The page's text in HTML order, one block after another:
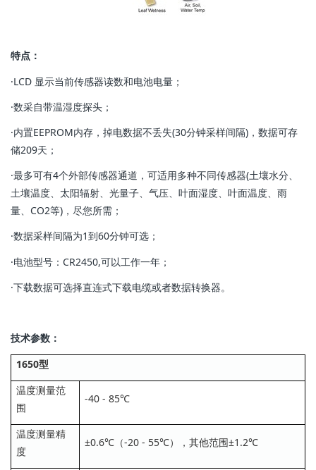
特点：
·LCD 显示当前传感器读数和电池电量；
·数采自带温湿度探头；
·内置EEPROM内存，掉电数据不丢失(30分钟采样间隔)，数据可存
储209天；
·最多可有4个外部传感器通道，可适用多种不同传感器(土壤水分、
土壤温度、太阳辐射、光量子、气压、叶面湿度、叶面温度、雨
量、CO2等)，尽您所需；
·数据采样间隔为1到60分钟可选；
·电池型号：CR2450,可以工作一年；
·下载数据可选择直连式下载电缆或者数据转换器。
技术参数：
1650型
温度测量范
围
-40 - 85℃
温度测量精
度
±0.6℃（-20 - 55℃），其他范围±1.2℃